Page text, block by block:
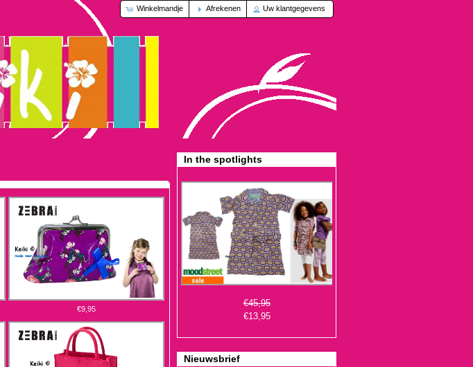
Winkelmandje Afrekenen Uw klantgegevens
€9,95
In the spotlights
€13,95
Nieuwsbrief